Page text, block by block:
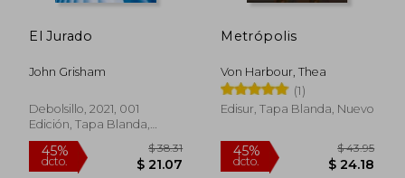
dcto. dcto.
El Jurado
John Grisham
Debolsillo, 2021, 001
Edición, Tapa Blanda,
Nuevo
Metrópolis
Von Harbour, Thea
(1)
Edisur, Tapa Blanda, Nuevo